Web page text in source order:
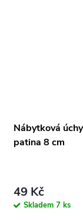
Nábytková
patina 8 cm
49 Kč
Skladem 7 ks